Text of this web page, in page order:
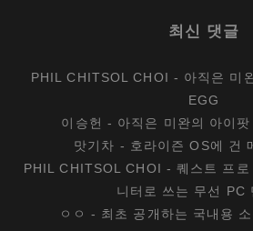
최신 댓글
PHIL CHITSOL CHOI - 아직은 미
EGG
이승헌 - 아직은 미완의 아이
맛기차 - 호라이즌 OS에 건
PHIL CHITSOL CHOI -퀘스트 프
니터로 쓰는 무선 PC
ㅇㅇ - 최초 공개하는 국내용